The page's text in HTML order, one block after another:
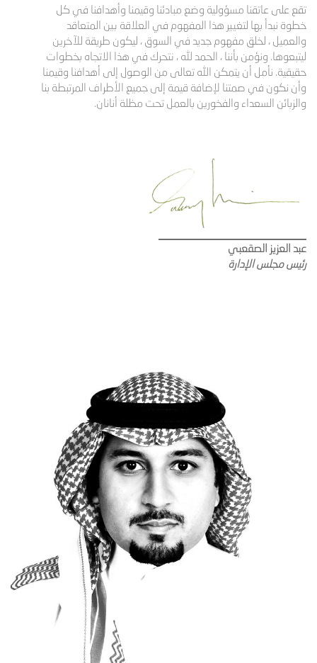
تقع على عاتقنا مسؤولية وضع مبادئنا وقيمنا وأهدافنا في كل
خطوة نبدأ بها لتغيير هذا المفهوم في العلاقة بين المتعاقد
والعميل ، لخلق مفهوم جديد في السوق ، ليكون طريقة للآخرين
ليتبعوها. ونؤمن بأننا ، الحمد لله ، نتحرك في هذا الاتجاه بخطوات
حقيقية. نأمل أن يتمكن الله تعالى من الوصول إلى أهدافنا وقيمنا
وأن نكون في صمتنا لإضافة قيمة إلى جميع الأطراف المرتبطة بنا
والزبائن السعداء والفخورين بالعمل تحت مظلة أنانان.
عبد العزيز الصقعبي
رئيس مجلس الإدارة